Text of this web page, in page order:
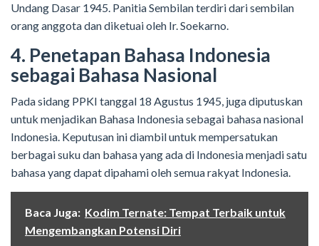
Undang Dasar 1945. Panitia Sembilan terdiri dari sembilan
orang anggota dan diketuai oleh Ir. Soekarno.
4. Penetapan Bahasa Indonesia
sebagai Bahasa Nasional
Pada sidang PPKI tanggal 18 Agustus 1945, juga diputuskan
untuk menjadikan Bahasa Indonesia sebagai bahasa nasional
Indonesia. Keputusan ini diambil untuk mempersatukan
berbagai suku dan bahasa yang ada di Indonesia menjadi satu
bahasa yang dapat dipahami oleh semua rakyat Indonesia.
Baca Juga: Kodim Ternate: Tempat Terbaik untuk
Mengembangkan Potensi Diri